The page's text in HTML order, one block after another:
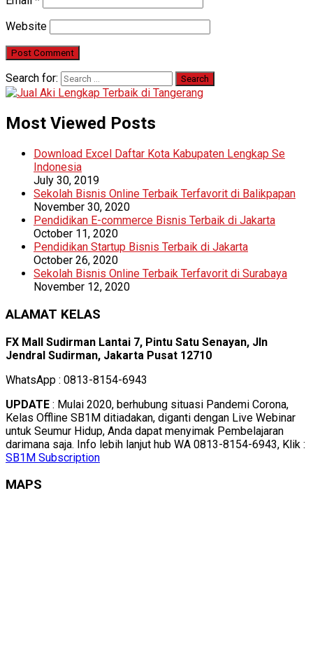
Website
Search for:
Most Viewed Posts
Download Excel Daftar Kota Kabupaten Lengkap Se
Indonesia
July 30, 2019
Sekolah Bisnis Online Terbaik Terfavorit di Balikpapan
November 30, 2020
Pendidikan E-commerce Bisnis Terbaik di Jakarta
October 11, 2020
Pendidikan Startup Bisnis Terbaik di Jakarta
October 26, 2020
Sekolah Bisnis Online Terbaik Terfavorit di Surabaya
November 12, 2020
ALAMAT KELAS
FX Mall Sudirman Lantai 7, Pintu Satu Senayan, Jln
Jendral Sudirman, Jakarta Pusat 12710
WhatsApp : 0813-8154-6943
UPDATE : Mulai 2020, berhubung situasi Pandemi Corona,
Kelas Offline SB1M ditiadakan, diganti dengan Live Webinar
untuk Seumur Hidup, Anda dapat menyimak Pembelajaran
darimana saja. Info lebih lanjut hub WA 0813-8154-6943, Klik :
SB1M Subscription
MAPS